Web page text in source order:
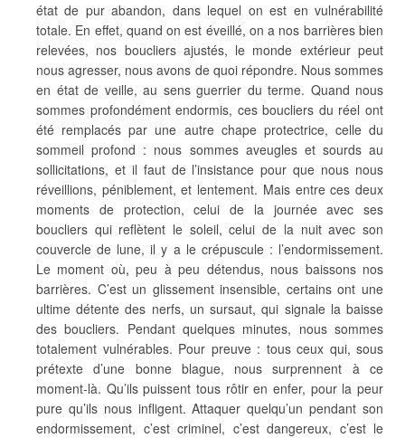
état de pur abandon, dans lequel on est en vulnérabilité
totale. En effet, quand on est éveillé, on a nos barrières bien
relevées, nos boucliers ajustés, le monde extérieur peut
nous agresser, nous avons de quoi répondre. Nous sommes
en état de veille, au sens guerrier du terme. Quand nous
sommes profondément endormis, ces boucliers du réel ont
été remplacés par une autre chape protectrice, celle du
sommeil profond : nous sommes aveugles et sourds au
sollicitations, et il faut de l’insistance pour que nous nous
réveillions, péniblement, et lentement. Mais entre ces deux
moments de protection, celui de la journée avec ses
boucliers qui reflètent le soleil, celui de la nuit avec son
couvercle de lune, il y a le crépuscule : l’endormissement.
Le moment où, peu à peu détendus, nous baissons nos
barrières. C’est un glissement insensible, certains ont une
ultime détente des nerfs, un sursaut, qui signale la baisse
des boucliers. Pendant quelques minutes, nous sommes
totalement vulnérables. Pour preuve : tous ceux qui, sous
prétexte d’une bonne blague, nous surprennent à ce
moment-là. Qu’ils puissent tous rôtir en enfer, pour la peur
pure qu’ils nous infligent. Attaquer quelqu’un pendant son
endormissement, c’est criminel, c’est dangereux, c’est le